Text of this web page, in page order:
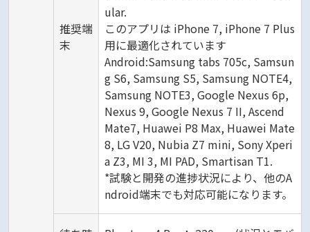
推奨端
末
ular.
このアプリは iPhone 7, iPhone 7 Plus
用に最適化されています
Android:Samsung tabs 705c, Samsun
g S6, Samsung S5, Samsung NOTE4,
Samsung NOTE3, Google Nexus 6p,
Nexus 9, Google Nexus 7 II, Ascend
Mate7, Huawei P8 Max, Huawei Mate
8, LG V20, Nubia Z7 mini, Sony Xperi
a Z3, MI 3, MI PAD, Smartisan T1.
*試験と開発の進捗状況により、他のA
ndroid端末でも対応可能になります。